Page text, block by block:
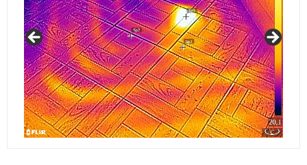
IRSAP Design Radiators